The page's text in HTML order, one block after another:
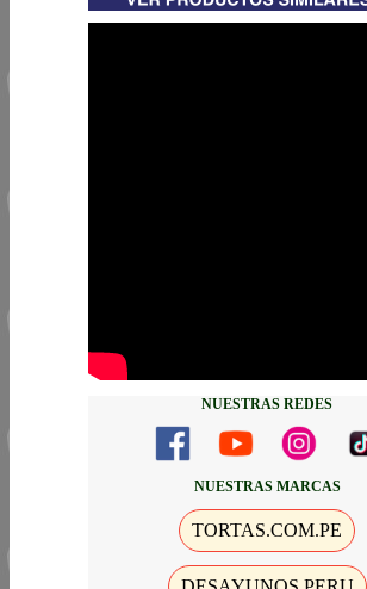
NUESTRAS REDES
NUESTRAS MARCAS
TORTAS.COM.PE